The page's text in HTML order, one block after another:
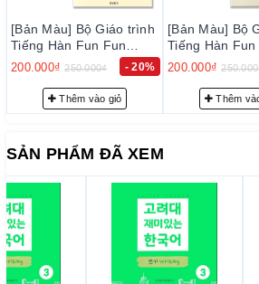
Bộ Giáo trình
Fun Fun
- 재미 있는 한
250.000₫ - 20%
Thêm vào giỏ
[Bản Màu] Bộ Giáo trình
Tiếng Hàn Fun Fun
Korean 3 - 재미 있는 한
국어 3
200.000₫ 250.000₫ - 20%
Thêm vào giỏ
SẢN PHẨM ĐÃ XEM